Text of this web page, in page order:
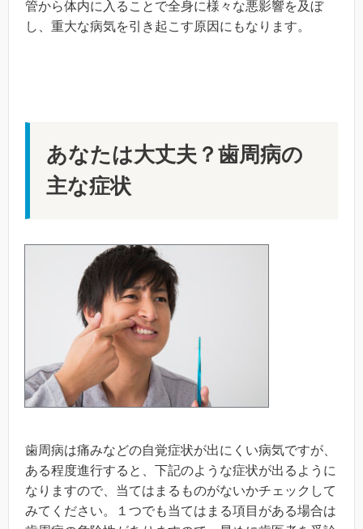
管から体内に入ることで全身に様々な悪影響を及ぼ
し、重大な病気を引き起こす原因にもなります。
あなたは大丈夫？歯周病の
主な症状
歯周病は痛みなどの自覚症状が出にくい病気ですが、
ある程度進行すると、下記のような症状が出るように
なりますので、当てはまるものがないかチェックして
みてください。１つでも当てはまる項目がある場合は